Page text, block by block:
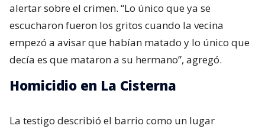
alertar sobre el crimen. “Lo único que ya se
escucharon fueron los gritos cuando la vecina
empezó a avisar que habían matado y lo único que
decía es que mataron a su hermano”, agregó.
Homicidio en La Cisterna
La testigo describió el barrio como un lugar